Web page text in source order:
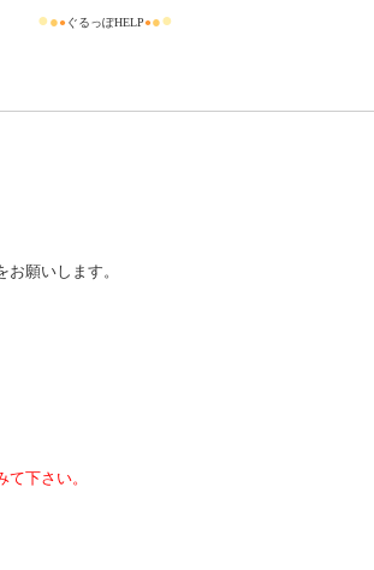
● ●● ぐるっぽHELP●●●
願いします。
下さい。